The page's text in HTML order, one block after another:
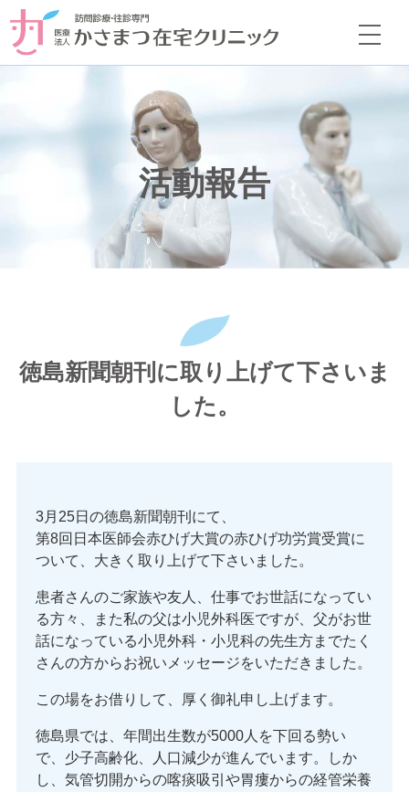
活動報告
徳島新聞朝刊に取り上げて下さいま
した。
3月25日の徳島新聞朝刊にて、
第8回日本医師会赤ひげ大賞の赤ひげ功労賞受賞に
ついて、大きく取り上げて下さいました。
患者さんのご家族や友人、仕事でお世話になってい
る方々、また私の父は小児外科医ですが、父がお世
話になっている小児外科・小児科の先生方までたく
さんの方からお祝いメッセージをいただきました。
この場をお借りして、厚く御礼申し上げます。
徳島県では、年間出生数が5000人を下回る勢い
で、少子高齢化、人口減少が進んでいます。しか
し、気管切開からの喀痰吸引や胃瘻からの経管栄養